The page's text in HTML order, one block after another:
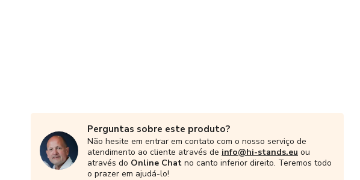
Perguntas sobre este produto?
Não hesite em entrar em contato com o nosso serviço de
atendimento ao cliente através de info@hi-stands.eu ou
através do Online Chat no canto inferior direito. Teremos todo
o prazer em ajudá-lo!